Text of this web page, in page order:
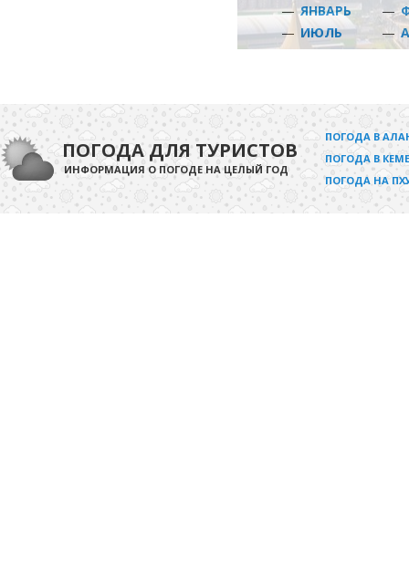
—ЯНВАРЬ —
— ИЮЛЬ —
ПОГОДА ДЛЯ ТУРИСТОВ
ИНФОРМАЦИЯ О ПОГОДЕ НА ЦЕЛЫЙ ГОД
ПОГОДА В
ПОГОДА В
ПОГОДА НА